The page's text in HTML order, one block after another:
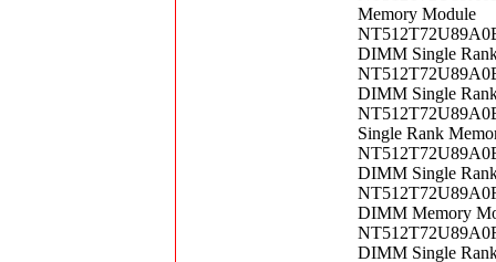
Memory Module
DIMM Single
DIMM Single
Single Rank
DIMM Single
DIMM Memory
DIMM Single